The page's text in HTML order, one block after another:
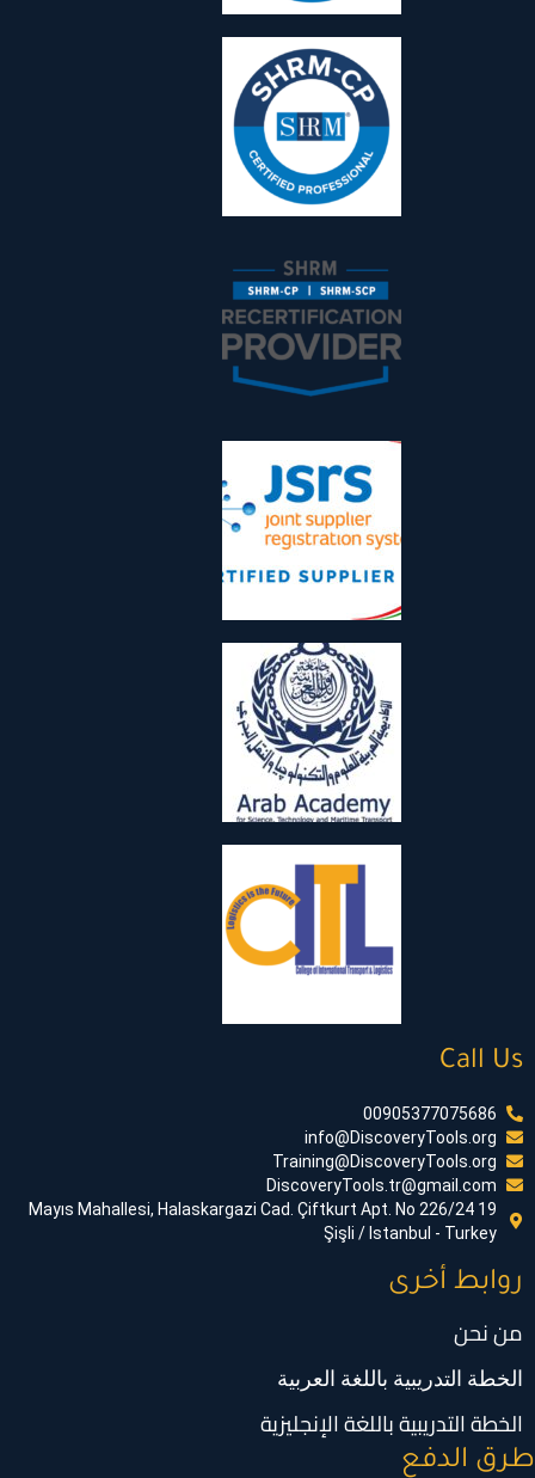
Call Us
00905377075686
info@DiscoveryTools.org
Training@DiscoveryTools.org
DiscoveryTools.tr@gmail.com
19 Mayıs Mahallesi, Halaskargazi Cad. Çiftkurt Apt. No 226/24
Şişli / Istanbul - Turkey
روابط أخرى
من نحن
الخطة التدريبية باللغة العربية
الخطة التدريبية باللغة الإنجليزية
طرق الدفع